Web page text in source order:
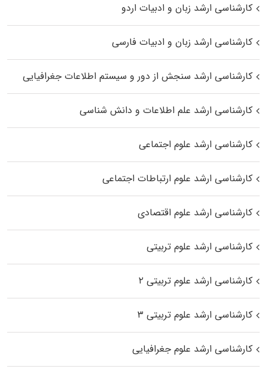
کارشناسی ارشد زبان و ادبیات اردو
کارشناسی ارشد زبان و ادبیات فارسی
کارشناسی ارشد سنجش از دور و سیستم اطلاعات جغرافیایی
کارشناسی ارشد علم اطلاعات و دانش شناسی
کارشناسی ارشد علوم اجتماعی
کارشناسی ارشد علوم ارتباطات اجتماعی
کارشناسی ارشد علوم اقتصادی
کارشناسی ارشد علوم تربیتی
کارشناسی ارشد علوم تربیتی ۲
کارشناسی ارشد علوم تربیتی ۳
کارشناسی ارشد علوم جغرافیایی